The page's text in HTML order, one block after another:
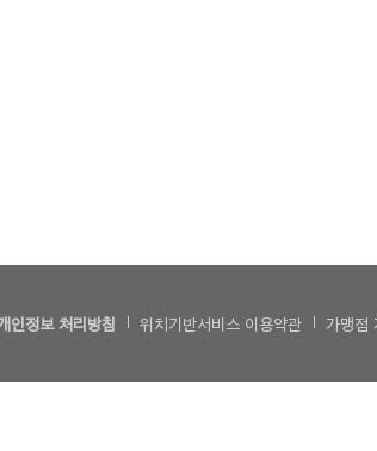
인정보 처리방침 위치기반서비스 이용약관 가맹점